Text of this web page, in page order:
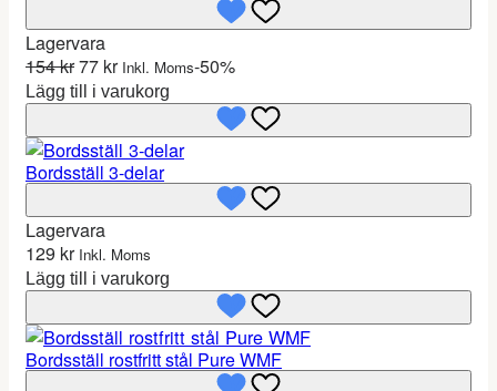
u
k
t
e
r
p
å
e
a
Lagervara
154krD
e
u
r
s
p
r
u
n
l
i
77 krD
e
n
u
v
a
a
n
e
p
Inkl. Moms-50%
Lägg till i varukorg
Bordsställ 3-delar
Lagervara
129 kr Inkl. Moms
Lägg till i varukorg
Bordsställ rostfritt stål Pure WMF